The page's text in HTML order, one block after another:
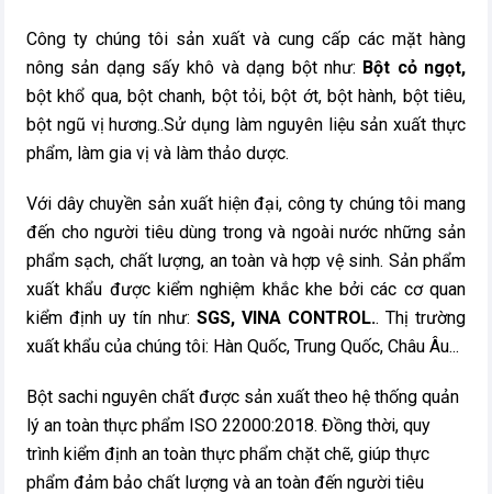
Công ty chúng tôi sản xuất và cung cấp các mặt hàng
nông sản dạng sấy khô và dạng bột như: Bột cỏ ngọt,
bột khổ qua, bột chanh, bột tỏi, bột ớt, bột hành, bột tiêu,
bột ngũ vị hương..Sử dụng làm nguyên liệu sản xuất thực
phẩm, làm gia vị và làm thảo dược.
Với dây chuyền sản xuất hiện đại, công ty chúng tôi mang
đến cho người tiêu dùng trong và ngoài nước những sản
phẩm sạch, chất lượng, an toàn và hợp vệ sinh. Sản phẩm
xuất khẩu được kiểm nghiệm khắc khe bởi các cơ quan
kiểm định uy tín như: SGS, VINA CONTROL.. Thị trường
xuất khẩu của chúng tôi: Hàn Quốc, Trung Quốc, Châu Âu...
Bột sachi nguyên chất được sản xuất theo hệ thống quản
lý an toàn thực phẩm ISO 22000:2018. Đồng thời, quy
trình kiểm định an toàn thực phẩm chặt chẽ, giúp thực
phẩm đảm bảo chất lượng và an toàn đến người tiêu